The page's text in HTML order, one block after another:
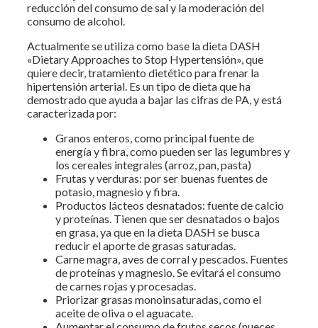
reducción del consumo de sal y la moderación del
consumo de alcohol.
Actualmente se utiliza como base la dieta DASH
«Dietary Approaches to Stop Hypertensión», que
quiere decir, tratamiento dietético para frenar la
hipertensión arterial. Es un tipo de dieta que ha
demostrado que ayuda a bajar las cifras de PA, y está
caracterizada por:
Granos enteros, como principal fuente de
energía y fibra, como pueden ser las legumbres y
los cereales integrales (arroz, pan, pasta)
Frutas y verduras: por ser buenas fuentes de
potasio, magnesio y fibra.
Productos lácteos desnatados: fuente de calcio
y proteínas. Tienen que ser desnatados o bajos
en grasa, ya que en la dieta DASH se busca
reducir el aporte de grasas saturadas.
Carne magra, aves de corral y pescados. Fuentes
de proteínas y magnesio. Se evitará el consumo
de carnes rojas y procesadas.
Priorizar grasas monoinsaturadas, como el
aceite de oliva o el aguacate.